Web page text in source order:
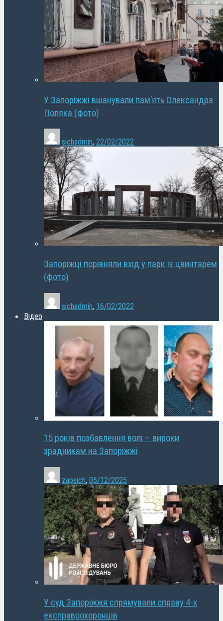
У Запоріжжі вшанували пам’ять Олександра
Поляка (фото)
sichadmin, 22/02/2022
Запоріжці порівняли вхід у парк із цвинтарем
(фото)
sichadmin, 16/02/2022
Відео
15 років позбавлення волі – вироки
зрадникам на Запоріжжі
zapsich, 05/12/2025
У суд Запоріжжя спрямували справу 4-х
експравоохоронців